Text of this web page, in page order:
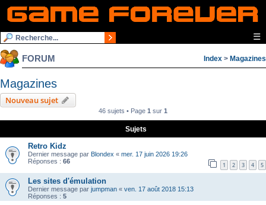
☰
FORUM Index > Magazines
Magazines
Nouveau sujet
46 sujets • Page 1 sur 1
Sujets
Retro Kidz
Dernier message par Blondex « mer. 17 juin 2026 19:26
Réponses : 66 1 2 3 4 5
Les sites d'émulation
Dernier message par jumpman « ven. 17 août 2018 15:13
Réponses : 5